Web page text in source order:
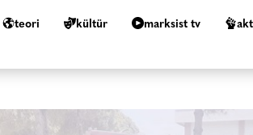
teori kültür marksist tv